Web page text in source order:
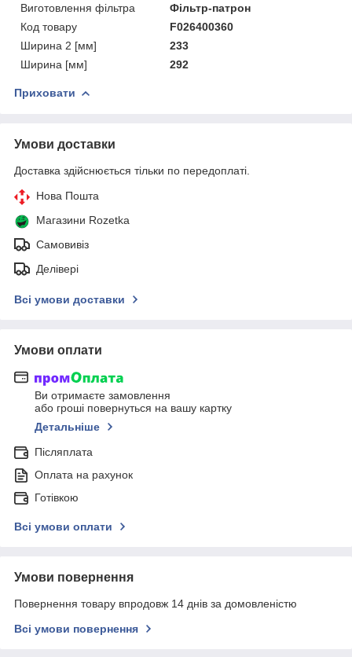
Виготовлення фільтра
Фільтр-патрон
Код товару
F026400360
Ширина 2 [мм]
233
Ширина [мм]
292
Приховати
Умови доставки
Доставка здійснюється тільки по передоплаті.
Нова Пошта
Магазини Rozetka
Самовивіз
Делівері
Всі умови доставки
Умови оплати
Ви отримаєте замовлення
або гроші повернуться на вашу картку
Детальніше
Післяплата
Оплата на рахунок
Готівкою
Всі умови оплати
Умови повернення
Повернення товару впродовж 14 днів за домовленістю
Всі умови повернення